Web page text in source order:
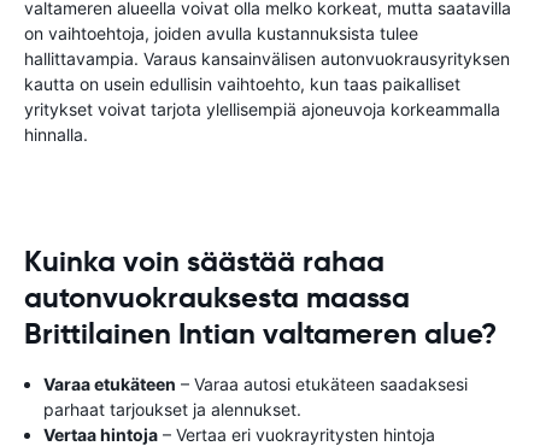
valtameren alueella voivat olla melko korkeat, mutta saatavilla
on vaihtoehtoja, joiden avulla kustannuksista tulee
hallittavampia. Varaus kansainvälisen autonvuokrausyrityksen
kautta on usein edullisin vaihtoehto, kun taas paikalliset
yritykset voivat tarjota ylellisempiä ajoneuvoja korkeammalla
hinnalla.
Kuinka voin säästää rahaa
autonvuokrauksesta maassa
Brittilainen Intian valtameren alue?
Varaa etukäteen – Varaa autosi etukäteen saadaksesi
parhaat tarjoukset ja alennukset.
Vertaa hintoja – Vertaa eri vuokrayritysten hintoja